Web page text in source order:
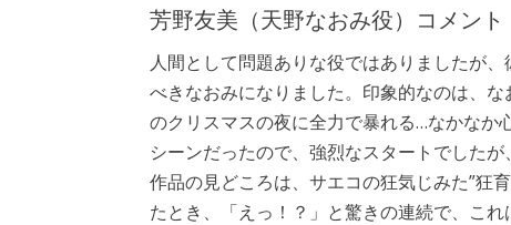
芳野友美（天野なおみ役）コメント
人間として問題ありな役ではありましたが
べきなおみになりました。印象的なのは、
のクリスマスの夜に全力で暴れる…なかなか
シーンだったので、強烈なスタートでした
作品の見どころは、サエコの狂気じみた”狂
たとき、「えっ！？」と驚きの連続で、こ